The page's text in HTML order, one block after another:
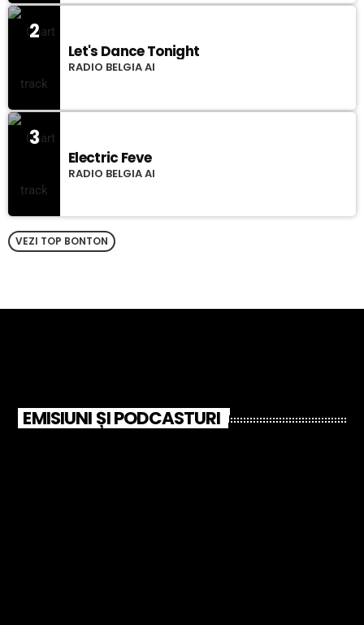
2
Let's Dance Tonight
RADIO BELGIA AI
3
Electric Feve
RADIO BELGIA AI
VEZI TOP BONTON
EMISIUNI ȘI PODCASTURI